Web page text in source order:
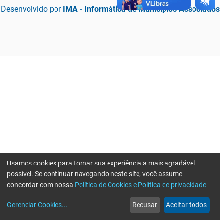
Desenvolvido por IMA - Informática de Municípios Associados
web
Notícias
more_horiz
Mais
Usamos cookies para tornar sua experiência a mais agradável
possível. Se continuar navegando neste site, você assume
concordar com nossa Política de Cookies e Política de privacidade
Gerenciar Cookies... Recusar Aceitar todos
Erro ao enviar informações, por favor tente novamente